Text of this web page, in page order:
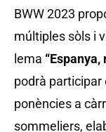
BWW 2023
múltiples sòls i
lema
podrà participar
ponències a
sommeliers,